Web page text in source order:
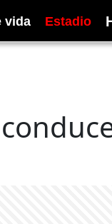
vida Estadio